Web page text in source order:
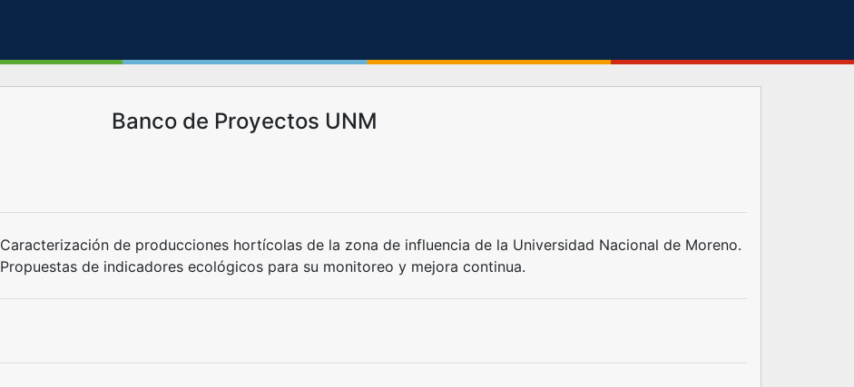
Banco de Proyectos UNM
Caracterización de producciones hortícolas de la zona de influencia de la Universidad Nacional de Moreno.
Propuestas de indicadores ecológicos para su monitoreo y mejora continua.